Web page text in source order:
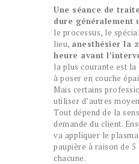
Une séance de
dure généralement
le processus, le
lieu, anesthésier la
heure avant
la plus courante est la
à poser en couche
Mais certains
utiliser d’autres
Tout dépend de la
demande du client.
va appliquer le
paupière à raison de 5
chacune.